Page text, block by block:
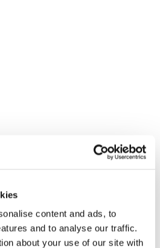
content and ads, to
and to analyse our traffic.
about your use of our site with
Événements